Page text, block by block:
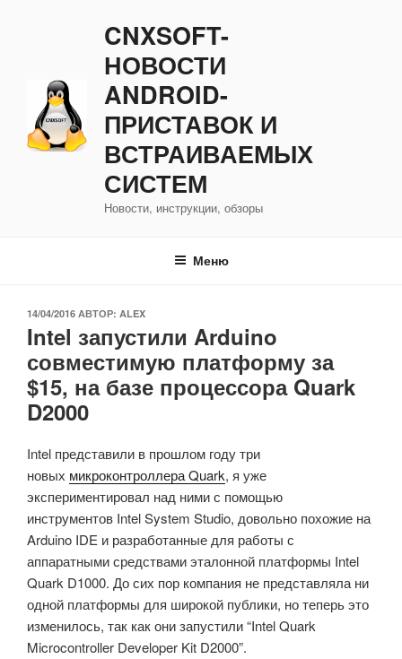
CNXSOFT-
НОВОСТИ
ANDROID-
ПРИСТАВОК И
ВСТРАИВАЕМЫХ
СИСТЕМ
Новости, инструкции, обзоры
Меню
ОПУБЛИКОВАНО
14/04/2016 АВТОР: ALEX
Intel запустили Arduino
совместимую платформу за
$15, на базе процессора Quark
D2000
Intel представили в прошлом году три
новых микроконтроллера Quark, я уже
экспериментировал над ними с помощью
инструментов Intel System Studio, довольно похожие на
Arduino IDE и разработанные для работы с
аппаратными средствами эталонной платформы Intel
Quark D1000. До сих пор компания не представляла ни
одной платформы для широкой публики, но теперь это
изменилось, так как они запустили “Intel Quark
Microcontroller Developer Kit D2000”.